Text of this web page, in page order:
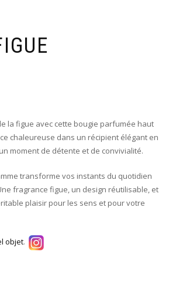
la figue avec cette bougie parfumée haut
chaleureuse dans un récipient élégant en
moment de détente et de convivialité.
transforme vos instants du quotidien
fragrance figue, un design réutilisable, et
plaisir pour les sens et pour votre
objet.